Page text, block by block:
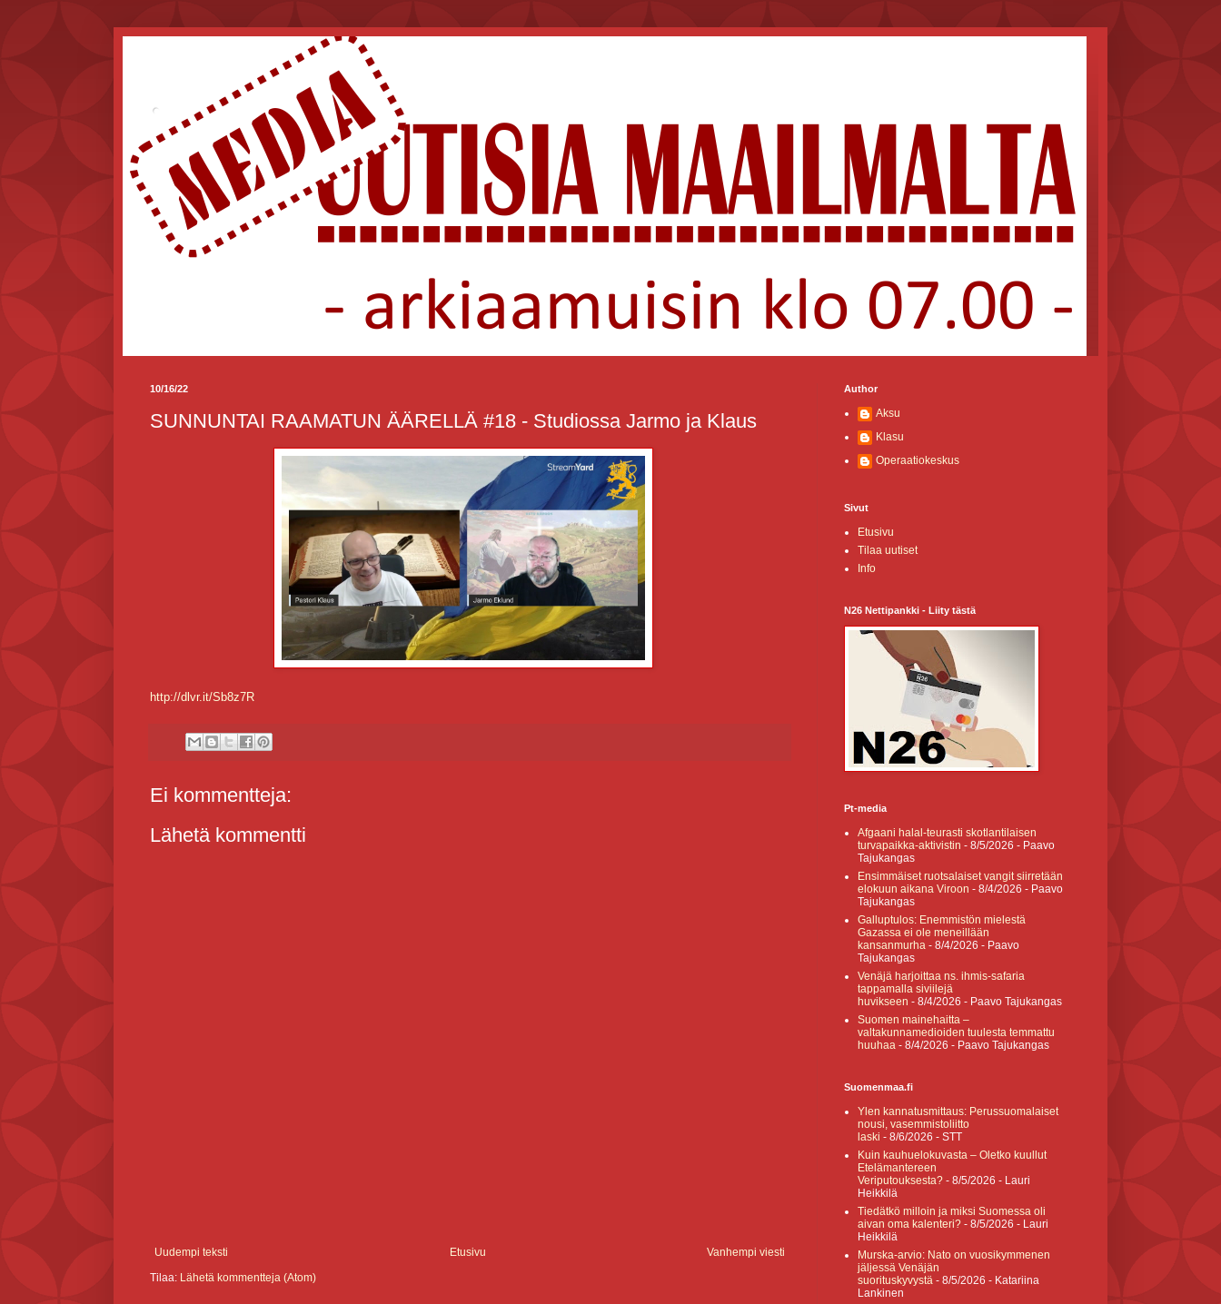
.
10/16/22
SUNNUNTAI RAAMATUN ÄÄRELLÄ #18 - Studiossa Jarmo ja Klaus
http://dlvr.it/Sb8z7R
Ei kommentteja:
Lähetä kommentti
Uudempi teksti Vanhempi viesti
Etusivu
Tilaa: Lähetä kommentteja (Atom)
Author
Aksu
Klasu
Operaatiokeskus
Sivut
Etusivu
Tilaa uutiset
Info
N26 Nettipankki - Liity tästä
Pt-media
Afgaani halal-teurasti skotlantilaisen
turvapaikka-aktivistin - 8/5/2026 - Paavo
Tajukangas
Ensimmäiset ruotsalaiset vangit siirretään
elokuun aikana Viroon - 8/4/2026 - Paavo
Tajukangas
Galluptulos: Enemmistön mielestä
Gazassa ei ole meneillään
kansanmurha - 8/4/2026 - Paavo
Tajukangas
Venäjä harjoittaa ns. ihmis-safaria
tappamalla siviilejä
huvikseen - 8/4/2026 - Paavo Tajukangas
Suomen mainehaitta –
valtakunnamedioiden tuulesta temmattu
huuhaa - 8/4/2026 - Paavo Tajukangas
Suomenmaa.fi
Ylen kannatusmittaus: Perussuomalaiset
nousi, vasemmistoliitto
laski - 8/6/2026 - STT
Kuin kauhuelokuvasta – Oletko kuullut
Etelämantereen
Veriputouksesta? - 8/5/2026 - Lauri
Heikkilä
Tiedätkö milloin ja miksi Suomessa oli
aivan oma kalenteri? - 8/5/2026 - Lauri
Heikkilä
Murska-arvio: Nato on vuosikymmenen
jäljessä Venäjän
suorituskyvystä - 8/5/2026 - Katariina
Lankinen